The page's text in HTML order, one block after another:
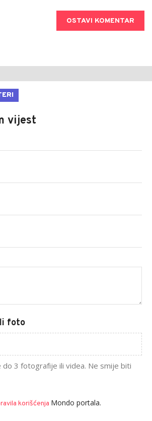
OSTAVI KOMENTAR
vijest
foto
do 3 fotografije ili videa. Ne smije biti
korišćenja Mondo portala.